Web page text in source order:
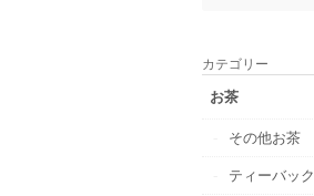
カテゴリー
お茶
その他お茶
ティーバック